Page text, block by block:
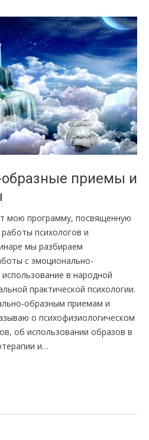
приемы и
мою программу, посвященную
психологов и
мы разбираем
с эмоционально-
в народной
практической психологии.
образным приемам и
о психофизиологическом
об использовании образов в
и…